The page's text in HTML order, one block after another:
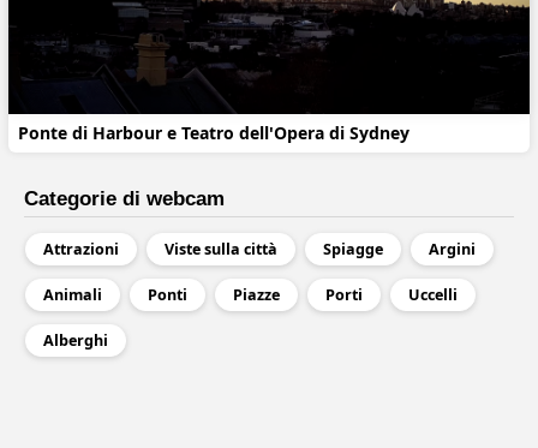
Ponte di Harbour e Teatro dell'Opera di Sydney
Categorie di webcam
Attrazioni Viste sulla città Spiagge Argini
Animali Ponti Piazze Porti Uccelli
Alberghi